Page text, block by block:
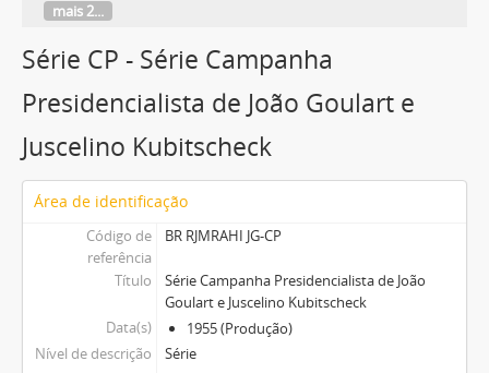
mais 2...
Série CP - Série Campanha
Presidencialista de João Goulart e
Juscelino Kubitscheck
Área de identificação
Código de
referência
BR RJMRAHI JG-CP
Título
Série Campanha Presidencialista de João
Goulart e Juscelino Kubitscheck
Data(s)
1955 (Produção)
Nível de descrição
Série